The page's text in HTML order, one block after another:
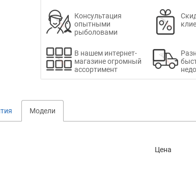
Консультация
опытными
рыболовами
В нашем интернет-
магазине огромный
ассортимент
Модели
Цена